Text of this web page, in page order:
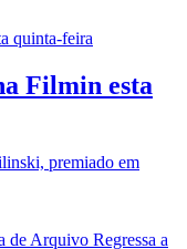
Filmin esta
premiado em